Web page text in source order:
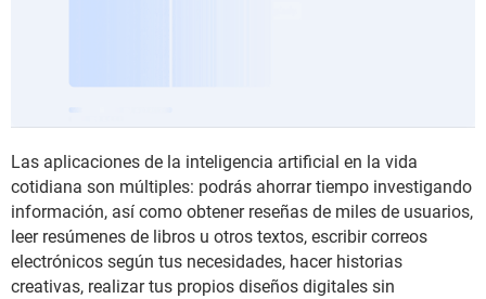
Las aplicaciones de la inteligencia artificial en la vida
cotidiana son múltiples: podrás ahorrar tiempo investigando
información, así como obtener reseñas de miles de usuarios,
leer resúmenes de libros u otros textos, escribir correos
electrónicos según tus necesidades, hacer historias
creativas, realizar tus propios diseños digitales sin